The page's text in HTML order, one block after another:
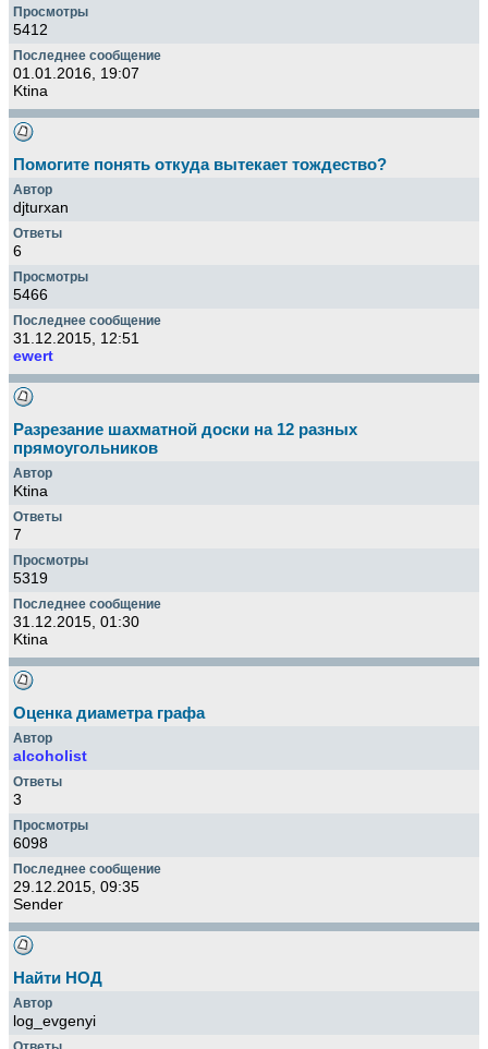
5412
01.01.2016, 19:07
Ktina
Помогите понять откуда вытекает тождество?
djturxan
6
5466
31.12.2015, 12:51
ewert
Разрезание шахматной доски на 12 разных
прямоугольников
Ktina
7
5319
31.12.2015, 01:30
Ktina
Оценка диаметра графа
alcoholist
3
6098
29.12.2015, 09:35
Sender
Найти НОД
log_evgenyi